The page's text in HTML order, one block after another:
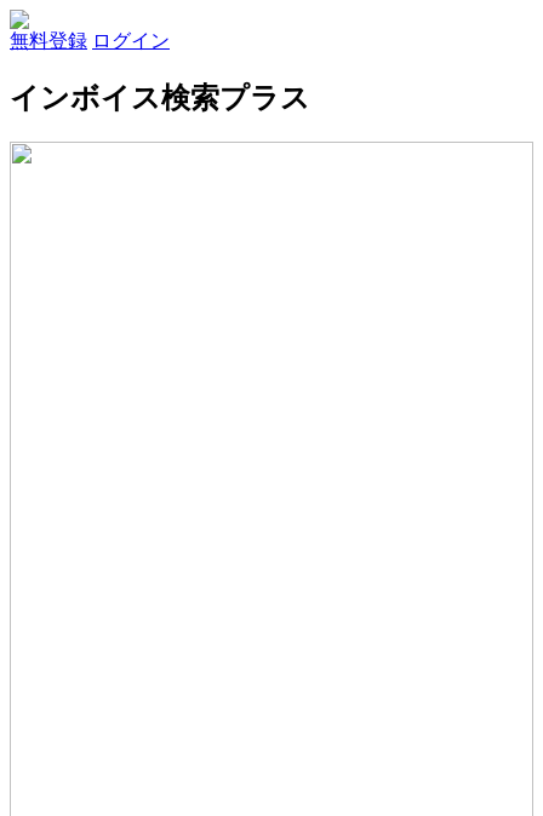
無料登録 ログイン
インボイス検索プラス